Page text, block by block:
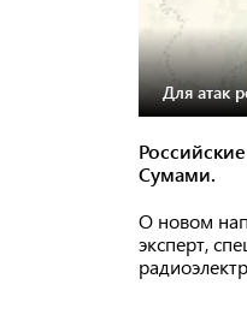
Для атак
Сумами.
О новом
эксперт,